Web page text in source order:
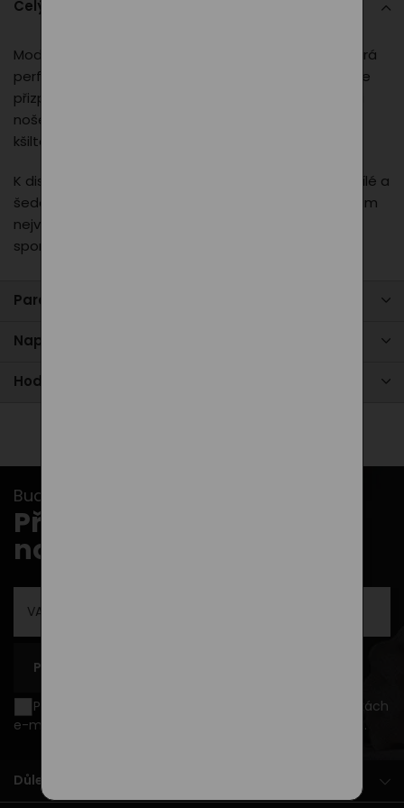
Celý popis
Moderní a nadčasová kšiltovka s rovným kšiltem, která
perfektně doplní váš outfit. Díky technologii
se
přizpůsobí tvaru hlavy a zajistí maximální komfort při
nošení. Výrazná výšivka PXI loga na čele dodává
kšiltovce jedinečný a reprezentativní vzhled.
K dispozici ve třech univerzálních barvách – černé, bílé a
šedé, takže si snadno vyberete variantu, která se vám
nejvíce hodí. Skvělá volba pro každodenní nošení i
sportovní aktivity.
Parametry produktu
Napište nám
Hodnocení
Buďte v obraze s našimi newslettery...
Přihlašte se k odběru
novinek
PŘIHLÁSIT SE K ODBĚRU
Přeji si být informován o novinkách a akčních nabídkách
e-mailem a souhlasím se
.
Důležité dokumenty